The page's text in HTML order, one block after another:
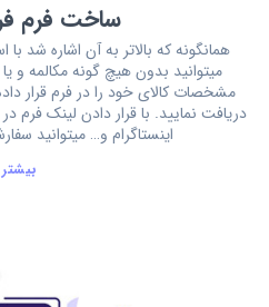
ساخت فرم
همانگونه که بالاتر به آن اشاره شد با
میتوانید بدون هیچ گونه مکالمه و
مشخصات کالای خود را در فرم قرار
دریافت نمایید. با قرار دادن لینک فرم
اینستاگرام و… میتوانید
بیشتر